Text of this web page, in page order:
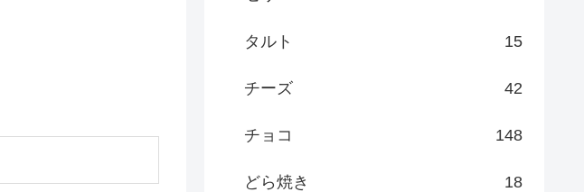
タルト 15
チーズ 42
チョコ 148
どら焼き 18